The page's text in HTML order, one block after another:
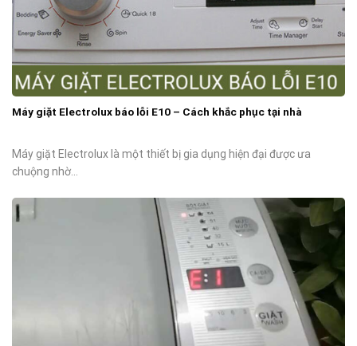
Máy giặt Electrolux báo lỗi E10 – Cách khắc phục tại nhà
Máy giặt Electrolux là một thiết bị gia dụng hiện đại được ưa
chuộng nhờ...